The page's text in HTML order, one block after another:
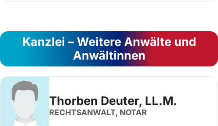
Kanzlei – Weitere Anwälte und
Anwältinnen
Thorben Deuter, LL.M.
RECHTSANWALT, NOTAR